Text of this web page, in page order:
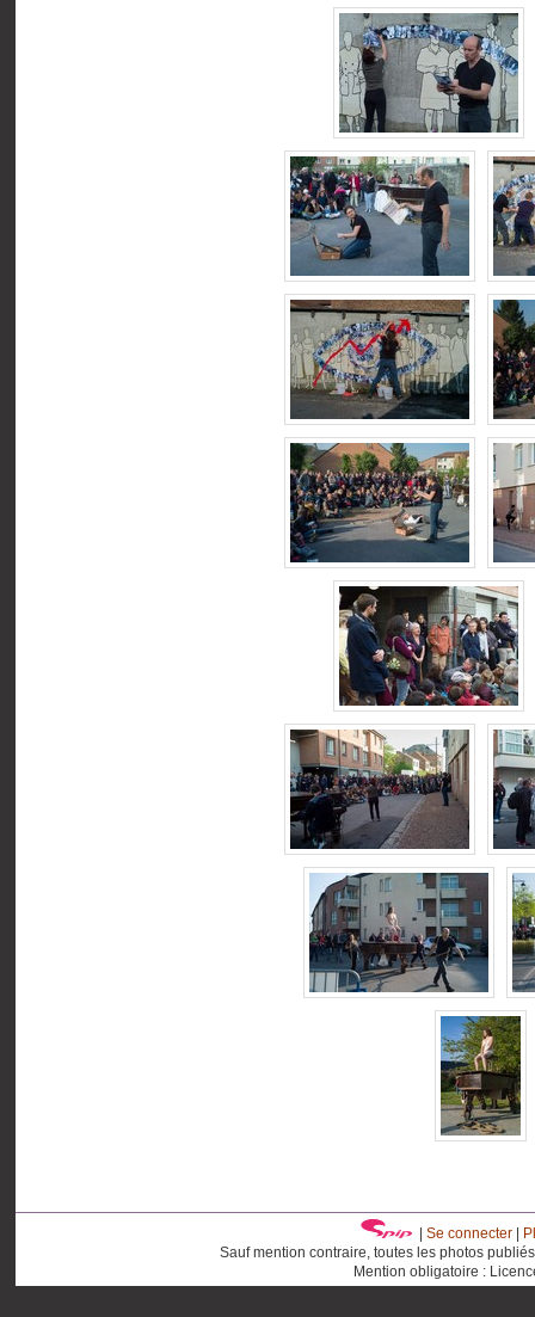
Se connecter|
Sauf mention contraire, toutes les photos
Mention obligatoire :